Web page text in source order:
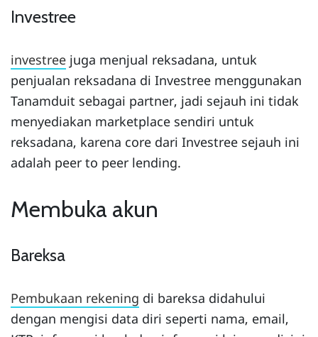
Investree
investree juga menjual reksadana, untuk
penjualan reksadana di Investree menggunakan
Tanamduit sebagai partner, jadi sejauh ini tidak
menyediakan marketplace sendiri untuk
reksadana, karena core dari Investree sejauh ini
adalah peer to peer lending.
Membuka akun
Bareksa
Pembukaan rekening di bareksa didahului
dengan mengisi data diri seperti nama, email,